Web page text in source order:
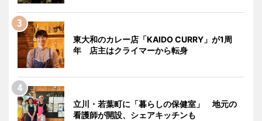
東大和のカレー店「KAIDO CURRY」が1周
年 店主はクライマーから転身
立川・若葉町に「暮らしの保健室」 地元の
看護師が開設、シェアキッチンも